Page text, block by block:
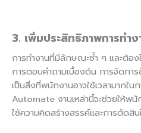
3. เพิ่มประสิทธิภาพการท
การทำงานที่มีลักษณะซ้ำ ๆ และต้อง
การตอบคำถามเบื้องต้น การจัดกา
เป็นสิ่งที่พนักงานอาจใช้เวลามากใน
Automate งานเหล่านี้จะช่วยให้พ
ใช้ความคิดสร้างสรรค์และการตัดสิน